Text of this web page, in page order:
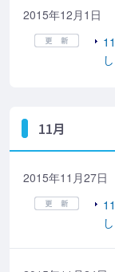
2015年12月1日
11月
2015年11月27日